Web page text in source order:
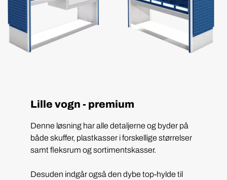
Lille vogn - premium
Denne løsning har alle detaljerne og byder på
både skuffer, plastkasser i forskellige størrelser
samt fleksrum og sortimentskasser.
Desuden indgår også den dybe top-hylde til